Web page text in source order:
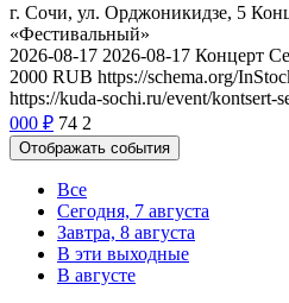
г. Сочи, ул. Орджоникидзе, 5
«Фестивальный»
2026-08-17 2026-08-17 Концерт
2000 RUB https://schema.org/
https://kuda-sochi.ru/event/kontsert-
000 ₽ 74 2
Отображать события
Все
Сегодня, 7 августа
Завтра, 8 августа
В эти выходные
В августе